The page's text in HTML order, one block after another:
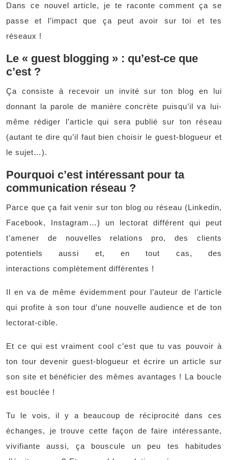
Dans ce nouvel article, je te raconte comment ça se
passe et l’impact que ça peut avoir sur toi et tes
réseaux !
Le « guest blogging » : qu’est-ce que
c’est ?
Ça consiste à recevoir un invité sur ton blog en lui
donnant la parole de manière concrète puisqu’il va lui-
même rédiger l’article qui sera publié sur ton réseau
(autant te dire qu’il faut bien choisir le guest-blogueur et
le sujet…).
Pourquoi c’est intéressant pour ta
communication réseau ?
Parce que ça fait venir sur ton blog ou réseau (Linkedin,
Facebook, Instagram…) un lectorat différent qui peut
t’amener de nouvelles relations pro, des clients
potentiels aussi et, en tout cas, des
interactions complètement différentes !
Il en va de même évidemment pour l’auteur de l’article
qui profite à son tour d’une nouvelle audience et de ton
lectorat-cible.
Et ce qui est vraiment cool c’est que tu vas pouvoir à
ton tour devenir guest-blogueur et écrire un article sur
son site et bénéficier des mêmes avantages ! La boucle
est bouclée !
Tu le vois, il y a beaucoup de réciprocité dans ces
échanges, je trouve cette façon de faire intéressante,
vivifiante aussi, ça bouscule un peu tes habitudes